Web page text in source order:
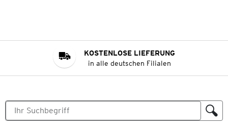
KOSTENLOSE LIEFERUNG
in alle deutschen Filialen